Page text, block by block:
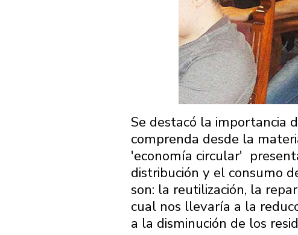
Se destacó la importancia
comprenda desde la
'economía circular'
distribución y el consumo
son: la reutilización, la
cual nos llevaría a la
a la disminución de los